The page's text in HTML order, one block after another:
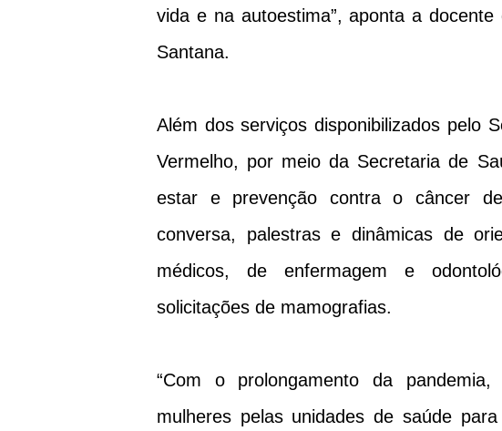
vida e na autoestima”, aponta a
Santana.
Além dos serviços disponibilizados pelo
Vermelho, por meio da Secretaria de
estar e prevenção contra o câncer
conversa, palestras e dinâmicas de
médicos, de enfermagem e
solicitações de mamografias.
“Com o prolongamento da
mulheres pelas unidades de saúde